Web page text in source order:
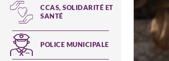
CCAS, SOLIDARITÉ ET
SANTÉ
POLICE MUNICIPALE